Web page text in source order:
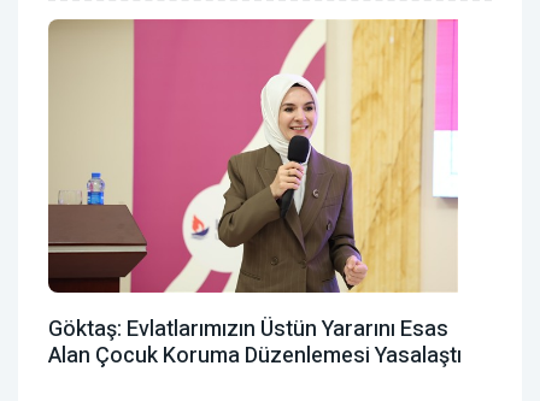
Göktaş: Evlatlarımızın Üstün Yararını Esas
Alan Çocuk Koruma Düzenlemesi Yasalaştı